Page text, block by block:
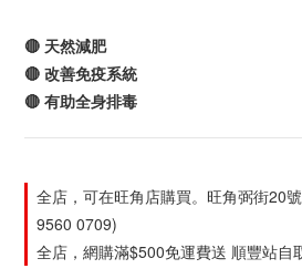
🔴 天然減肥
🔴 改善免疫系統
🔴 有助全身排毒
全店，可在旺角店購買。旺角弼街20
9560 0709)
全店，網購滿$500免運費送 順豐站自